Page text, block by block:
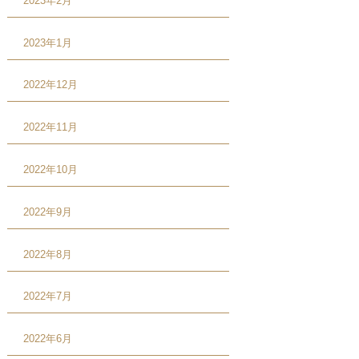
2023年1月
2022年12月
2022年11月
2022年10月
2022年9月
2022年8月
2022年7月
2022年6月